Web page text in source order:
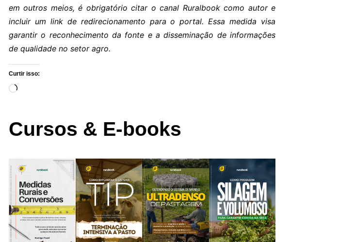
em outros meios, é obrigatório citar o canal Ruralbook como autor e
incluir um link de redirecionamento para o portal. Essa medida visa
garantir o reconhecimento da fonte e a disseminação de informações
de qualidade no setor agro.
Curtir isso:
Cursos & E-books